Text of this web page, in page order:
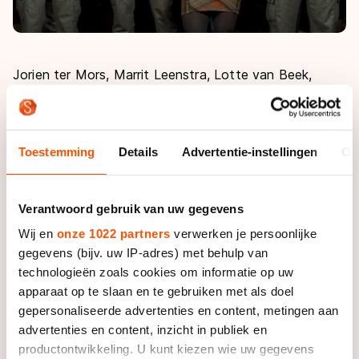
Toestemming Details Advertentie-instellingen
Verantwoord gebruik van uw gegevens
Wij en onze 1022 partners verwerken je persoonlijke
gegevens (bijv. uw IP-adres) met behulp van
technologieën zoals cookies om informatie op uw
apparaat op te slaan en te gebruiken met als doel
gepersonaliseerde advertenties en content, metingen aan
advertenties en content, inzicht in publiek en
productontwikkeling. U kunt kiezen wie uw gegevens
Jorien ter Mors, Marrit Leenstra, Lotte van Beek,
Koen Verweij, Jorrit Bergsma, Michel Mulder, Jan
Blokhuijsen en Stefan Groothuis werden geridderd.
Ook coaches Gerard Kemkers en Jac Orie kregen een
onderscheiding.
maar werden eerder al koninklijk onderscheiden. Zij
kregen derhalve van de minister een beeldje.
De Nederlandse medaillewinnaars van de Olympische
Spelen van Sotsji werden dinsdag op weg naar de
ontvangst bij premier Mark Rutte in Den Haag door
enkele honderden fans luid toegejuicht.